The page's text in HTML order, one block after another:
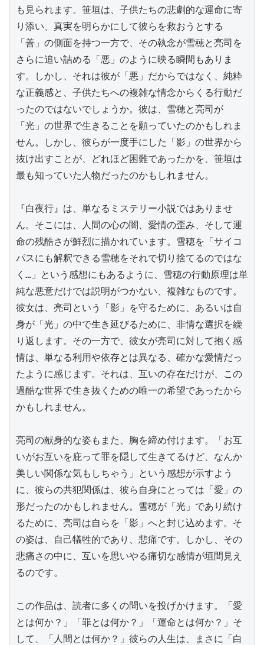
も見られます。笹垣は、子供たちの悲劇的な運命に寄
り添い、真実を明らかにして彼らを救おうとする
「善」の側面を持つ一方で、その執念が雪穂と亮司を
さらに追い詰める「悪」のように映る瞬間もありま
す。しかし、それは彼が「悪」だからではなく、純粋
な正義感と、子供たちへの複雑な情念からくる行動だ
ったのではないでしょうか。彼は、雪穂と亮司が
「光」の世界で生きることを願っていたのかもしれま
せん。しかし、彼らが一度手にした「影」の世界から
抜け出すことが、どれほど困難であったかを、笹垣は
最も知っていた人物だったのかもしれません。
『白夜行』は、単なるミステリー小説ではありませ
ん。そこには、人間の心の闇、愛情の歪み、そして運
命の残酷さが鮮烈に描かれています。雪穂を「サイコ
パスにも解釈できる雪穂をそれで切り捨てるのではな
く…」という感想にもあるように、雪穂の行動原理は単
純な悪意だけでは説明がつかない、複雑なものです。
彼女は、亮司という「影」を守るために、あるいは自
身が「光」の中で生き延びるために、非情な選択を繰
り返します。その一方で、彼女が亮司に対して抱く感
情は、単なる利用や依存とは異なる、確かな愛情だっ
たように感じます。それは、互いの存在だけが、この
過酷な世界で生き抜くための唯一の希望であったから
かもしれません。
亮司の献身的な姿もまた、胸を締め付けます。「お互
いがお互いを庇って罪を隠して生きてるけど、なんか
美しい関係な気もしちゃう」という感想が示すよう
に、彼らの共犯関係は、彼ら自身にとっては「愛」の
形だったのかもしれません。雪穂が「光」であり続け
るために、亮司は自らを「影」へと封じ込めます。そ
の姿は、自己犠牲的であり、悲痛です。しかし、その
悲痛さの中に、互いを思いやる痛切な感情が垣間見え
るのです。
この作品は、読者に多くの問いを投げかけます。「愛
とは何か？」「罪とは何か？」「運命とは何か？」そ
して、「人間とは何か？」彼らの人生は、まさに「白